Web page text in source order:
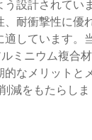
設計されていま
、耐衝撃性に優
適しています。
ミニウム複合材
なメリットと
減をもたらしま